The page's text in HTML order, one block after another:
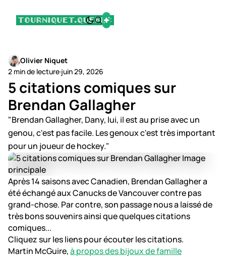
Olivier Niquet
2 min de lecture·juin 29, 2026
5 citations comiques sur
Brendan Gallagher
"Brendan Gallagher, Dany, lui, il est au prise avec un
genou, c'est pas facile. Les genoux c'est très important
pour un joueur de hockey."
Après 14 saisons avec Canadien, Brendan Gallagher a
été échangé aux Canucks de Vancouver contre pas
grand-chose. Par contre, son passage nous a laissé de
très bons souvenirs ainsi que quelques citations
comiques...
Cliquez sur les liens pour écouter les citations.
Martin McGuire,à propos des bijoux de famille